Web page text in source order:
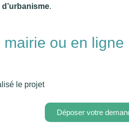
d’urbanisme.
ou en ligne
le projet
Déposer votre